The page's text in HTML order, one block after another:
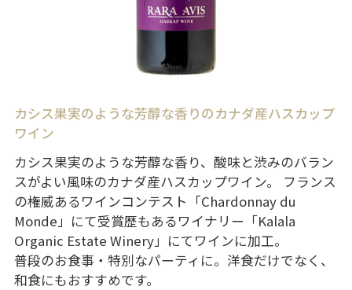
カシス果実のような芳醇な香りのカナダ産ハスカップ
ワイン
カシス果実のような芳醇な香り、酸味と渋みのバラン
スがよい風味のカナダ産ハスカップワイン。 フランス
の権威あるワインコンテスト「Chardonnay du
Monde」にて受賞歴もあるワイナリー「Kalala
Organic Estate Winery」にてワインに加工。
普段のお食事・特別なパーティに。洋食だけでなく、
和食にもおすすめです。